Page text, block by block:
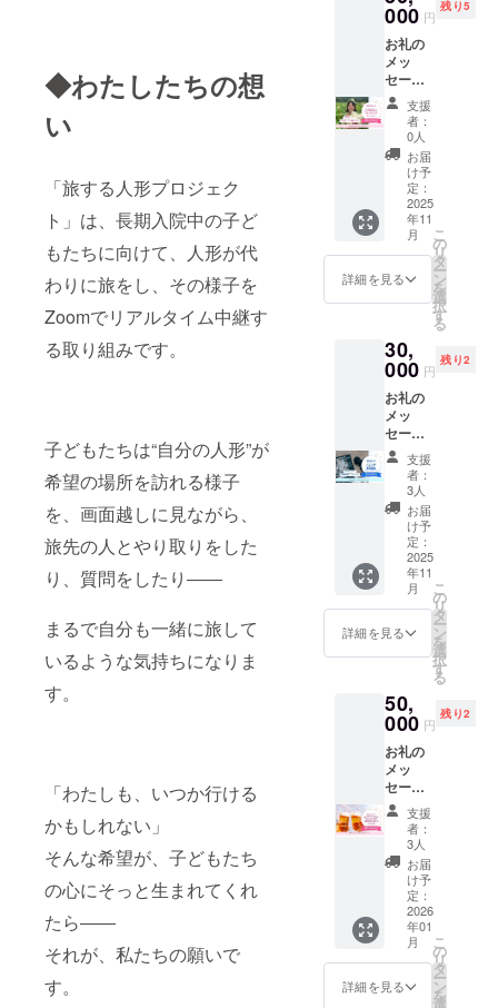
◆わたしたちの想
い
「旅する人形プロジェク
ト」は、長期入院中の子ど
もたちに向けて、人形が代
わりに旅をし、その様子を
Zoomでリアルタイム中継す
る取り組みです。
子どもたちは“自分の人形”が
希望の場所を訪れる様子
を、画面越しに見ながら、
旅先の人とやり取りをした
り、質問をしたり――
まるで自分も一緒に旅して
いるような気持ちになりま
す。
「わたしも、いつか行ける
かもしれない」
そんな希望が、子どもたち
の心にそっと生まれてくれ
たら――
それが、私たちの願いで
す。
精力的に活
動していま
い。
【旅す
るス
テッ
カー１
枚（デ
ザイン
はお楽
しみ
に！）
】 思わ
ず、旅
やお出
かけに
行きた
くなる
ザイン
ステッ
カー。
・数
量：1点
・サイ
ズ：は
がきサ
イズよ
り少し
小さめ
のシー
トに、
複数の
ステッ
付いて
きま
スーツ
ケース
大きめ
サイズ
＆スマ
ホにも
貼れる
小さめ
サイズ
のMIXで
す。
くは動
画概要
欄）
に、支
援者様
のお名
（ニッ
クネー
ム）を
掲載し
ます。
・掲載
方法：
み ・支
援時、
希望さ
れるお
名前を
ご記入
くださ
い。
【お家
で簡
単！手
作り動
物マス
コット
づくり
セット
(2体
際に、
病棟で
旅の準
備で
作って
いるマ
スコッ
トが、
あなた
のお家
でも作
れま
す。簡
単に仕
上げた
い人
は、ボ
も作成
りしま
す。
【お名
前掲
載】
2025年
7月〜
2026年
6月に実
施され
る旅の
まとめ
動画の
エンド
ロール
（もし
に、支
援者様
のお名
前
（ニッ
クネー
ム）を
掲載し
ます。
・掲載
方法：
文字の
み ・支
援時、
必ず備
希望さ
れるお
くださ
い。
【旅す
るス
テッ
カー3枚
（デザ
インは
お楽し
み
に！）
】 思わ
ず、旅
やお出
かけに
行きた
枚（デ
ザイン
はお楽
しみ
に！）
＋旅す
る人形
PJ当日
に参加
できる
権（お
子様の
同意が
あるも
のに限
る）
＋活動
報告書
（PDF
）】 感
謝の気
持ちを
込め
て、お
礼の
メッ
セージ
をお送
りしま
す。
【お名
前掲
載】
6月に実
施され
る旅の
まとめ
動画の
エンド
ロール
（もし
くは動
画概要
欄）
に、支
援者様
のお名
クネー
000 円
残り5
お礼の
メッ
セージ
＋活動
報告書
（PDF
） ＋動
画エン
ドロー
ルに名
前載り
ます
（希望
者の
み） ＋
旅する
カー３
枚（デ
ザイン
はお楽
しみ
に！）
＋旅す
る人形
PJ当日
に参加
できる
権（お
子様の
同意が
あるも
のに限
る）
＋活動
報告書
（PDF
）】 感
謝の気
持ちを
込め
て、お
礼の
メッ
セージ
をお送
りしま
す。
【お名
前掲
載】
支援
者：
0人
お届
け予
定：
2025
年11
月
詳細を見る
こ
の
リ
タ
ー
ン
を
選
択
す
る
30,
000 円
残り2
お礼の
メッ
セージ
＋活動
報告書
（PDF
） ＋動
画エン
ドロー
ルに名
前載り
ます
（希望
者の
み） ＋
旅する
カー３
枚（デ
ザイン
はお楽
しみ
に！）
＋旅す
る人形
PJ当日
に参加
できる
権（お
子様の
同意が
あるも
のに限
る）
支援
者：
3人
お届
け予
定：
2025
年11
月
詳細を見る
こ
の
リ
タ
ー
ン
を
選
択
す
る
50,
000 円
残り2
お礼の
メッ
セージ
＋活動
報告書
（PDF
） ＋動
画エン
ドロー
ルに名
前載り
ます
（希望
者の
み） ＋
支援
者：
3人
お届
け予
定：
2026
年01
月
詳細を見る
こ
の
リ
タ
ー
ン
を
選